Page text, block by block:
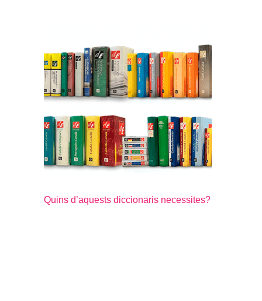
Quins d’aquests diccionaris necessites?